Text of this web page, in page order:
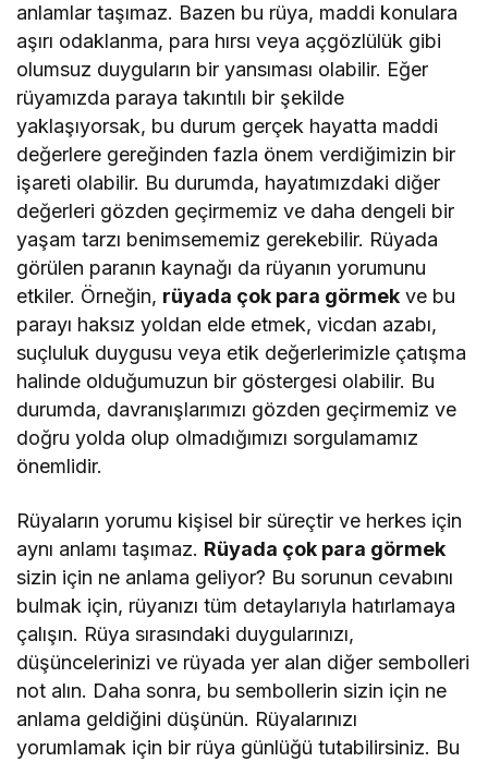
anlamlar taşımaz. Bazen bu rüya, maddi konulara
aşırı odaklanma, para hırsı veya açgözlülük gibi
olumsuz duyguların bir yansıması olabilir. Eğer
rüyamızda paraya takıntılı bir şekilde
yaklaşıyorsak, bu durum gerçek hayatta maddi
değerlere gereğinden fazla önem verdiğimizin bir
işareti olabilir. Bu durumda, hayatımızdaki diğer
değerleri gözden geçirmemiz ve daha dengeli bir
yaşam tarzı benimsememiz gerekebilir. Rüyada
görülen paranın kaynağı da rüyanın yorumunu
etkiler. Örneğin, rüyada çok para görmek ve bu
parayı haksız yoldan elde etmek, vicdan azabı,
suçluluk duygusu veya etik değerlerimizle çatışma
halinde olduğumuzun bir göstergesi olabilir. Bu
durumda, davranışlarımızı gözden geçirmemiz ve
doğru yolda olup olmadığımızı sorgulamamız
önemlidir.
Rüyaların yorumu kişisel bir süreçtir ve herkes için
aynı anlamı taşımaz. Rüyada çok para görmek
sizin için ne anlama geliyor? Bu sorunun cevabını
bulmak için, rüyanızı tüm detaylarıyla hatırlamaya
çalışın. Rüya sırasındaki duygularınızı,
düşüncelerinizi ve rüyada yer alan diğer sembolleri
not alın. Daha sonra, bu sembollerin sizin için ne
anlama geldiğini düşünün. Rüyalarınızı
yorumlamak için bir rüya günlüğü tutabilirsiniz. Bu